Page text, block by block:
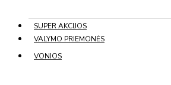
SUPER AKCIJOS
VALYMO PRIEMONĖS
VONIOS